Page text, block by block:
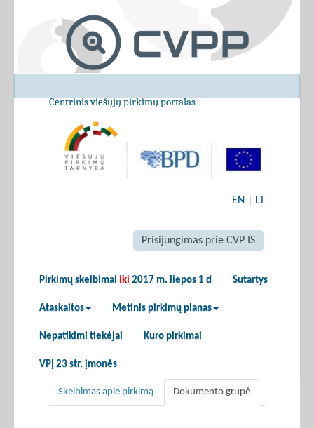
Centrinis viešųjų pirkimų portalas
EN LT
Prisijungimas prie CVP IS
Pirkimų skelbimai iki 2017 m. liepos 1 d Sutartys
Ataskaitos Metinis pirkimų planas
Nepatikimi tiekėjai Kuro pirkimai
VPĮ 23 str. įmonės
Skelbimas apie pirkimą Dokumento grupė